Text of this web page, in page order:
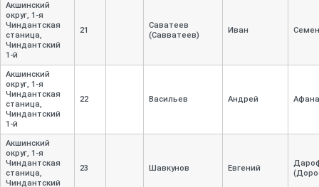
Акшинский
округ, 1-я
Чиндантская
станица,
Чиндантский
1-й
21
Саватеев
(Савватеев)
Иван
Акшинский
округ, 1-я
Чиндантская
станица,
Чиндантский
1-й
22 Васильев Андрей
Акшинский
округ, 1-я
Чиндантская
станица,
Чиндантский
23 Шавкунов Евгений